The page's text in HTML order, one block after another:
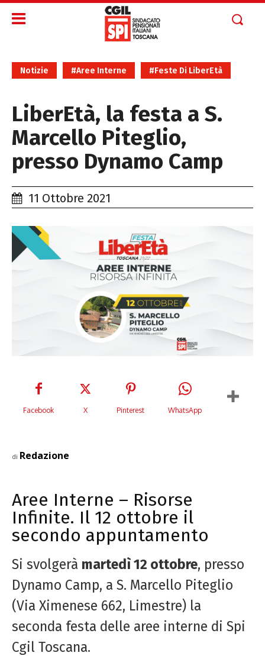
Notizie #Aree Interne #Feste Di LiberEtà
LiberEtà, la festa a S.
Marcello Piteglio,
presso Dynamo Camp
11 Ottobre 2021
Facebook X Pinterest WhatsApp
di Redazione
Aree Interne – Risorse
Infinite. Il 12 ottobre il
secondo appuntamento
Si svolgerà martedì 12 ottobre, presso
Dynamo Camp, a S. Marcello Piteglio
(Via Ximenese 662, Limestre) la
seconda festa delle aree interne di Spi
Cgil Toscana.